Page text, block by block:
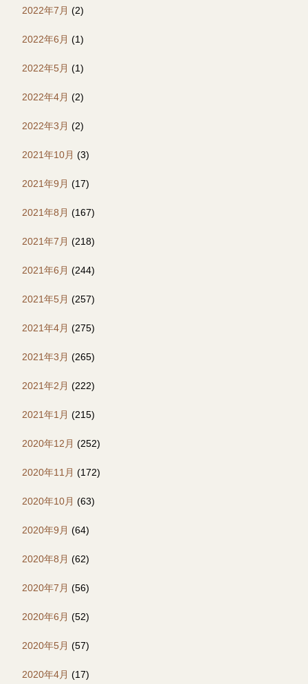
2022年7月 (2)
2022年6月 (1)
2022年5月 (1)
2022年4月 (2)
2022年3月 (2)
2021年10月 (3)
2021年9月 (17)
2021年8月 (167)
2021年7月 (218)
2021年6月 (244)
2021年5月 (257)
2021年4月 (275)
2021年3月 (265)
2021年2月 (222)
2021年1月 (215)
2020年12月 (252)
2020年11月 (172)
2020年10月 (63)
2020年9月 (64)
2020年8月 (62)
2020年7月 (56)
2020年6月 (52)
2020年5月 (57)
2020年4月 (17)